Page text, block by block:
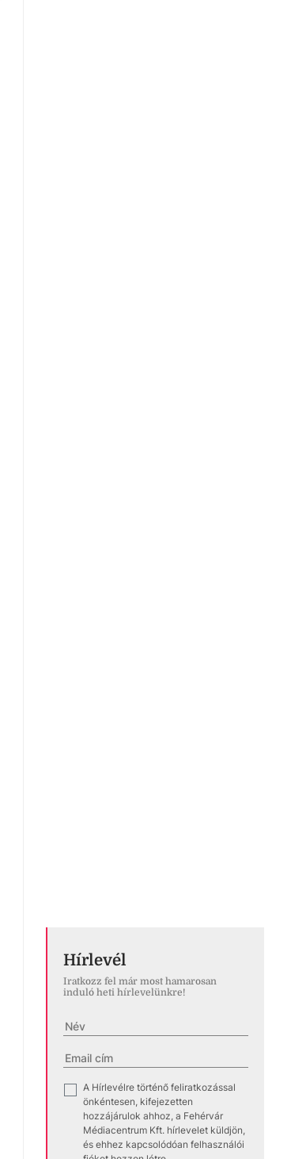
Hírlevél
Iratkozz fel már most hamarosan
induló heti hírlevelünkre!
✓
A Hírlevélre történő feliratkozással
önkéntesen, kifejezetten
hozzájárulok ahhoz, a Fehérvár
Médiacentrum Kft. hírlevelet küldjön,
és ehhez kapcsolódóan felhasználói